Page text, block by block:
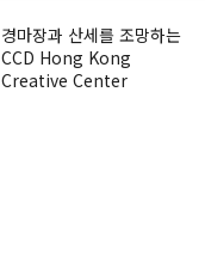
경마장과 산세를 조망하는
CCD Hong Kong
Creative Center